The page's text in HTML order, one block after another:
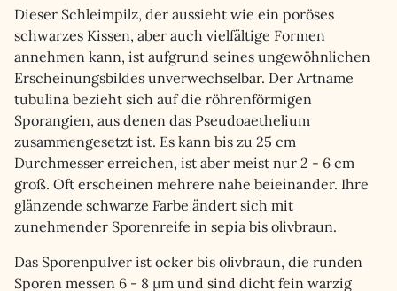
Dieser Schleimpilz, der aussieht wie ein poröses
schwarzes Kissen, aber auch vielfältige Formen
annehmen kann, ist aufgrund seines ungewöhnlichen
Erscheinungsbildes unverwechselbar. Der Artname
tubulina bezieht sich auf die röhrenförmigen
Sporangien, aus denen das Pseudoaethelium
zusammengesetzt ist. Es kann bis zu 25 cm
Durchmesser erreichen, ist aber meist nur 2 - 6 cm
groß. Oft erscheinen mehrere nahe beieinander. Ihre
glänzende schwarze Farbe ändert sich mit
zunehmender Sporenreife in sepia bis olivbraun.
Das Sporenpulver ist ocker bis olivbraun, die runden
Sporen messen 6 - 8 µm und sind dicht fein warzig